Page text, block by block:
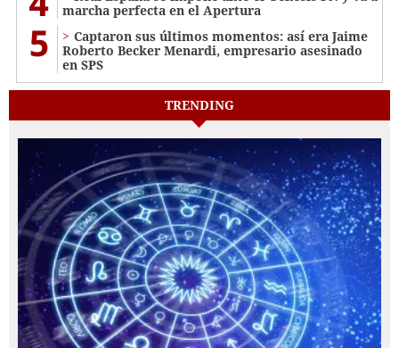
marcha perfecta en el Apertura
5
Captaron sus últimos momentos: así era Jaime
Roberto Becker Menardi​​​, empresario asesinado
en SPS
TRENDING